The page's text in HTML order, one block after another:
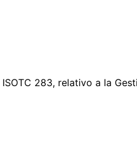
283, relativo a la